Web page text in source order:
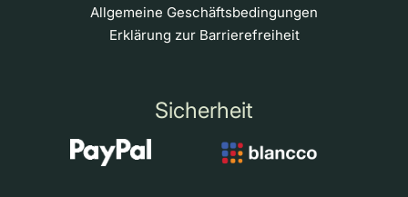
Allgemeine Geschäftsbedingungen
Erklärung zur Barrierefreiheit
Sicherheit